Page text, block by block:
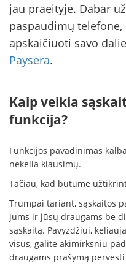
jau praeityje. Dabar
paspaudimų
apskaičiuoti savo
Paysera.
Kaip veikia
funkcija?
Funkcijos pavadinimas
nekelia klausimų.
Tačiau, kad būtume
Trumpai tariant, sąskaitos
jums ir jūsų draugams be
sąskaitą. Pavyzdžiui,
visus, galite akimirksniu
draugams prašymą